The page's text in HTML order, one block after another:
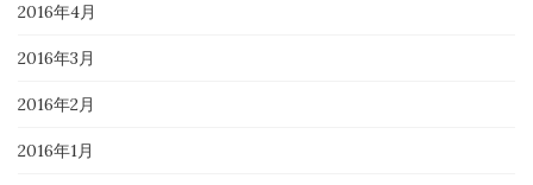
2016年4月
2016年3月
2016年2月
2016年1月